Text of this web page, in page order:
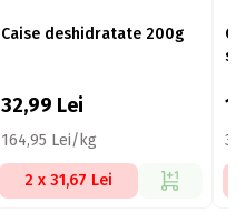
Caise deshidratate 200g
32,99 Lei
164,95 Lei/kg
2 x 31,67 Lei